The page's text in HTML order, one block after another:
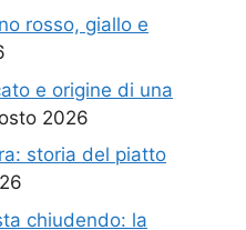
rosso, giallo e
e origine di una
2026
storia del piatto
chiudendo: la